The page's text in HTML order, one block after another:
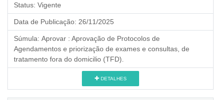
Status: Vigente
Data de Publicação: 26/11/2025
Súmula: Aprovar : Aprovação de Protocolos de
Agendamentos e priorização de exames e consultas, de
tratamento fora do domicilio (TFD).
DETALHES